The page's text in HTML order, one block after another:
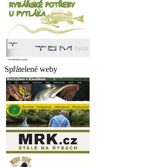
Spřátelené weby